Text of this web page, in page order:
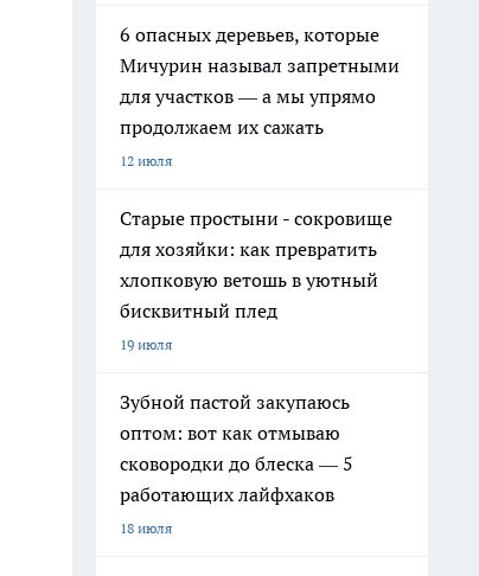
6 опасных деревьев, которые
Мичурин называл запретными
для участков — а мы упрямо
продолжаем их сажать
12 июля
Старые простыни - сокровище
для хозяйки: как превратить
хлопковую ветошь в уютный
бисквитный плед
19 июля
Зубной пастой закупаюсь
оптом: вот как отмываю
сковородки до блеска — 5
работающих лайфхаков
18 июля